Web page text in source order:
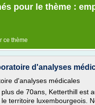
pour le thème :
ce thème
d'analyses
d'analyses médicales
de 70ans, Ketterthill est
territoire luxembourgeois.